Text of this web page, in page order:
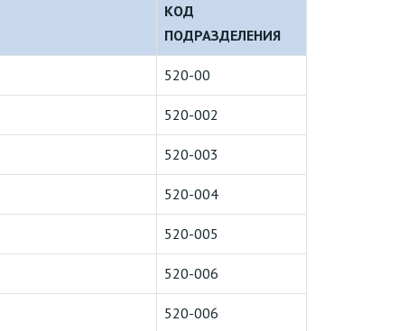
КОД
ПОДРАЗДЕЛЕНИЯ
520-00
520-002
520-003
520-004
520-005
520-006
520-006